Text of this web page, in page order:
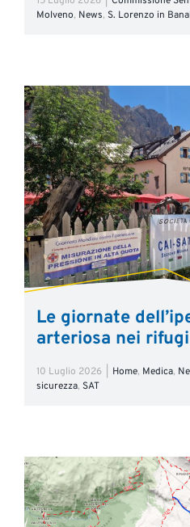
Molveno, News, S. Lorenzo in
Le giornate
arteriosa nei
10 Luglio 2026 Home, Medica,
sicurezza, SAT